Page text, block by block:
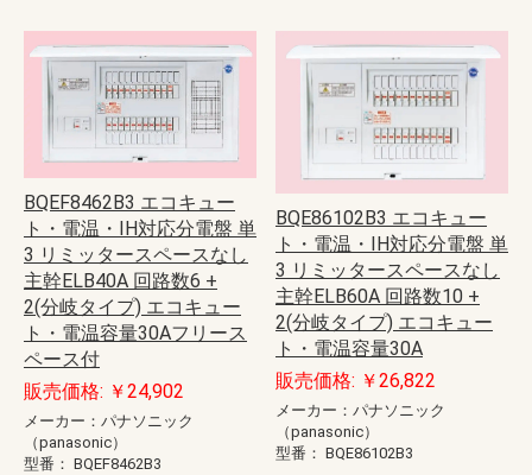
BQEF8462B3 エコキュー
ト・電温・IH対応分電盤 単
3 リミッタースペースなし
主幹ELB40A 回路数6 +
2(分岐タイプ) エコキュー
ト・電温容量30Aフリース
ペース付
販売価格: ￥24,902
メーカー：パナソニック
（panasonic）
型番： BQEF8462B3
BQE86102B3 エコキュー
ト・電温・IH対応分電盤 単
3 リミッタースペースなし
主幹ELB60A 回路数10 +
2(分岐タイプ) エコキュー
ト・電温容量30A
販売価格: ￥26,822
メーカー：パナソニック
（panasonic）
型番： BQE86102B3